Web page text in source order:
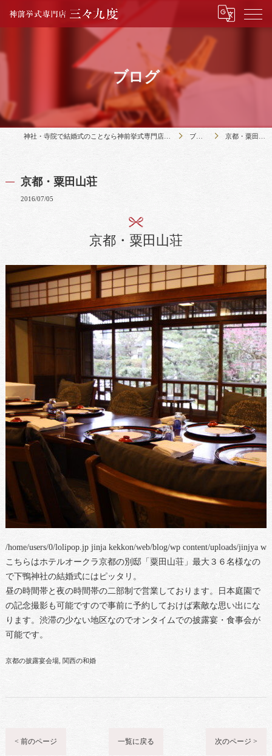
ブログ
神社・寺院で結婚式のことなら神前挙式専門店三々九度 ブログ 京都・粟田山荘
京都・粟田山荘
2016/07/05
京都・粟田山荘
/home/users/0/lolipop.jp jinja kekkon/web/blog/wp content/uploads/jinjya
こちらはホテルオークラ京都の別邸「粟田山荘」最大３６名様なの
で下鴨神社の結婚式にはピッタリ。
昼の時間帯と夜の時間帯の二部制で営業しております。日本庭園で
の記念撮影も可能ですので事前に予約しておけば素敵な思い出にな
ります。渋滞の少ない地区なのでオンタイムでの披露宴・食事会が
可能です。
京都の披露宴会場 関西の和婚
< 前のページ 一覧に戻る 次のページ >